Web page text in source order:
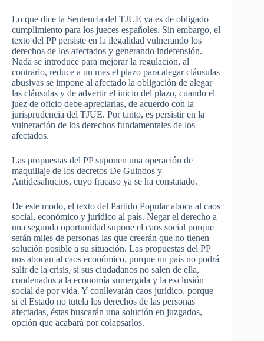
Lo que dice la Sentencia del TJUE ya es de obligado
cumplimiento para los jueces españoles. Sin embargo, el
texto del PP persiste en la ilegalidad vulnerando los
derechos de los afectados y generando indefensión.
Nada se introduce para mejorar la regulación, al
contrario, reduce a un mes el plazo para alegar cláusulas
abusivas se impone al afectado la obligación de alegar
las cláusulas y de advertir el inicio del plazo, cuando el
juez de oficio debe apreciarlas, de acuerdo con la
jurisprudencia del TJUE. Por tanto, es persistir en la
vulneración de los derechos fundamentales de los
afectados.
Las propuestas del PP suponen una operación de
maquillaje de los decretos De Guindos y
Antidesahucios, cuyo fracaso ya se ha constatado.
De este modo, el texto del Partido Popular aboca al caos
social, económico y jurídico al país. Negar el derecho a
una segunda oportunidad supone el caos social porque
serán miles de personas las que creerán que no tienen
solución posible a su situación. Las propuestas del PP
nos abocan al caos económico, porque un país no podrá
salir de la crisis, si sus ciudadanos no salen de ella,
condenados a la economía sumergida y la exclusión
social de por vida. Y conllevarán caos jurídico, porque
si el Estado no tutela los derechos de las personas
afectadas, éstas buscarán una solución en juzgados,
opción que acabará por colapsarlos.